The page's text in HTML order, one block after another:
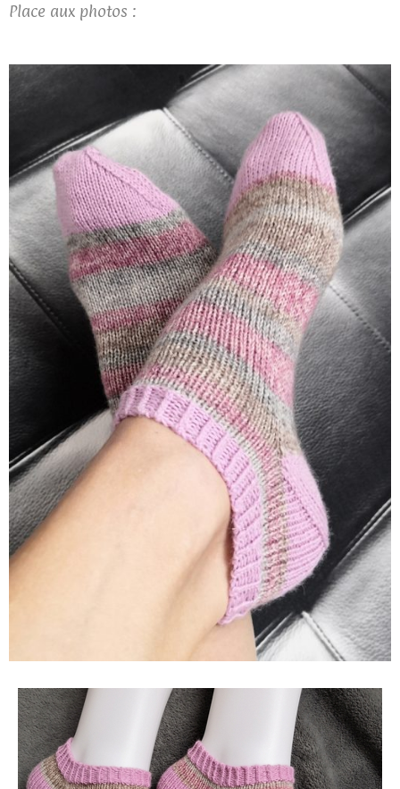
Place aux photos :